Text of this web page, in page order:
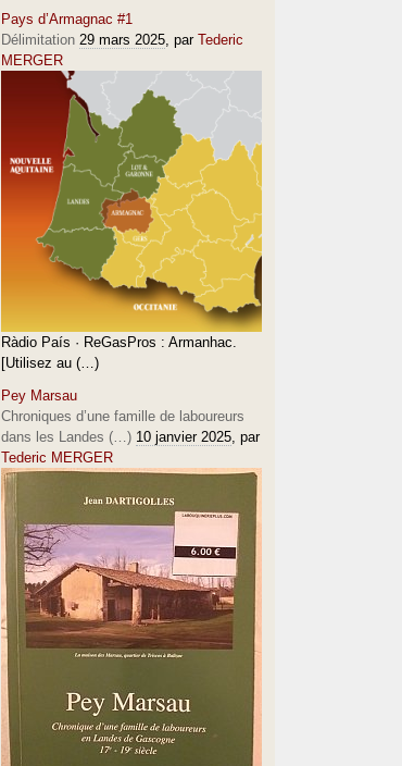
Pays d’Armagnac #1
Délimitation 29 mars 2025, par Tederic
MERGER
Ràdio País · ReGasPros : Armanhac.
[Utilisez au (…)
Pey Marsau
Chroniques d’une famille de laboureurs
dans les Landes (…) 10 janvier 2025, par
Tederic MERGER